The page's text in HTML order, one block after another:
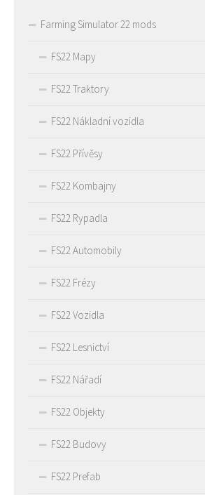
Farming Simulator 22 mods
FS22 Mapy
FS22 Traktory
FS22 Nákladní vozidla
FS22 Přívěsy
FS22 Kombajny
FS22 Rypadla
FS22 Automobily
FS22 Frézy
FS22 Vozidla
FS22 Lesnictví
FS22 Nářadí
FS22 Objekty
FS22 Budovy
FS22 Prefab